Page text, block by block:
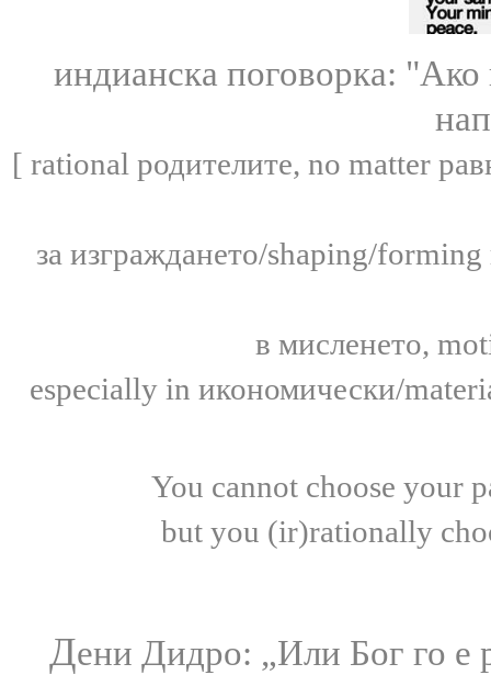
индианска поговорка: "Ако
[ rational родителите, no matter
за изграждането/shaping/forming
в мисленето,
especially in икономически/
You cannot choose your
but you (ir)rationally
Дени Дидро: „Или Бог го е